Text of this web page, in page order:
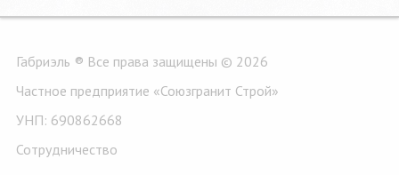
Габриэль ® Все права защищены © 2026
Частное предприятие «Союзгранит Строй»
УНП: 690862668
Сотрудничество